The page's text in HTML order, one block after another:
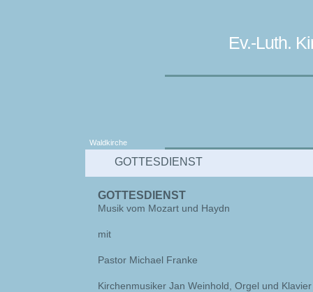
Ev.-Luth.
Waldkirche
GOTTESDIENST
GOTTESDIENST
Musik vom Mozart und Haydn
mit
Pastor Michael Franke
Kirchenmusiker Jan Weinhold, Orgel und Klavier